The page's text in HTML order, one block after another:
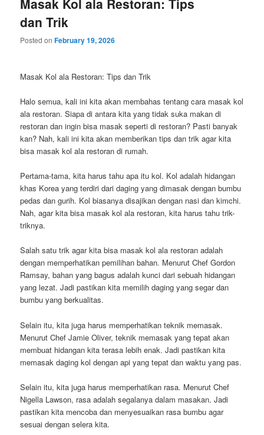
dan Trik
Posted onFebruary 19, 2026
Masak Kol ala Restoran: Tips dan Trik
Halo semua, kali ini kita akan membahas tentang cara masak kol
ala restoran. Siapa di antara kita yang tidak suka makan di
restoran dan ingin bisa masak seperti di restoran? Pasti banyak
kan? Nah, kali ini kita akan memberikan tips dan trik agar kita
bisa masak kol ala restoran di rumah.
Pertama-tama, kita harus tahu apa itu kol. Kol adalah hidangan
khas Korea yang terdiri dari daging yang dimasak dengan bumbu
pedas dan gurih. Kol biasanya disajikan dengan nasi dan kimchi.
Nah, agar kita bisa masak kol ala restoran, kita harus tahu trik-
triknya.
Salah satu trik agar kita bisa masak kol ala restoran adalah
dengan memperhatikan pemilihan bahan. Menurut Chef Gordon
Ramsay, bahan yang bagus adalah kunci dari sebuah hidangan
yang lezat. Jadi pastikan kita memilih daging yang segar dan
bumbu yang berkualitas.
Selain itu, kita juga harus memperhatikan teknik memasak.
Menurut Chef Jamie Oliver, teknik memasak yang tepat akan
membuat hidangan kita terasa lebih enak. Jadi pastikan kita
memasak daging kol dengan api yang tepat dan waktu yang pas.
Selain itu, kita juga harus memperhatikan rasa. Menurut Chef
Nigella Lawson, rasa adalah segalanya dalam masakan. Jadi
pastikan kita mencoba dan menyesuaikan rasa bumbu agar
sesuai dengan selera kita.